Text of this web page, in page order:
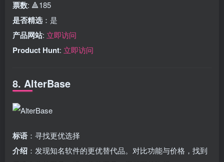
票数: 🔺185
是否精选 ：是
产品网站: 立即访问
Product Hunt: 立即访问
8. AlterBase
标语 ：寻找更优选择
介绍 ：发现知名软件的更优替代品。对比功能与价格，找到